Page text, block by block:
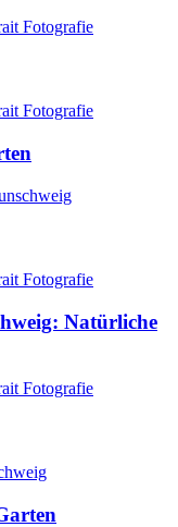
Fotografie
Fotografie
Fotografie
Natürliche
Fotografie